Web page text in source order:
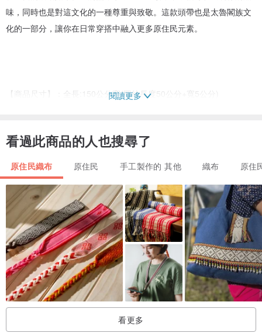
味，同時也是對這文化的一種尊重與致敬。這款頭帶也是太魯閣族文
化的一部分，讓你在日常穿搭中融入更多原住民元素。
【商品尺寸】：全長:150公分寬(圖紋長度50公分+寬5公分)
●因拍攝角度、光線與電腦顯色不同，所產生色差，若有疑慮任何問
--------------------------------------
***商品包裝外箱和緩充防撞使用可回收等環保材質與節省資源的包裝
方式
閱讀更多
看過此商品的人也搜尋了
原住民織布 原住民 手工製作的 其他 織布 原住
看更多